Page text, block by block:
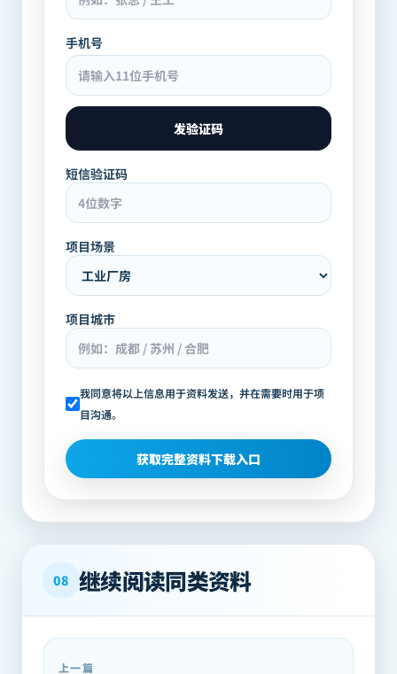
手机号
发验证码
短信验证码
项目场景
项目城市
我同意将以上信息用于资料发送，并在需要时用于项
目沟通。
获取完整资料下载入口
08 继续阅读同类资料
上一篇